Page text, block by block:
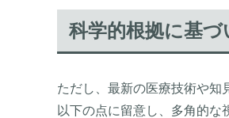
科学的根拠に基
ただし、最新の医療技術や知
以下の点に留意し、多角的な